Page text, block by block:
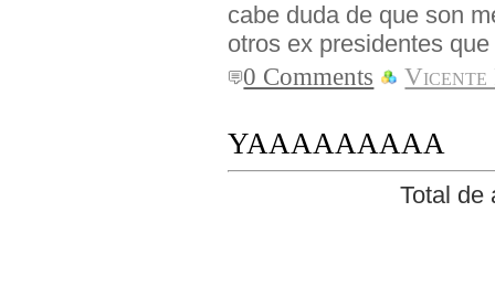
cabe duda de que son
otros ex presidentes
0 Comments Vicente
YAAAAAAAAA
Total de